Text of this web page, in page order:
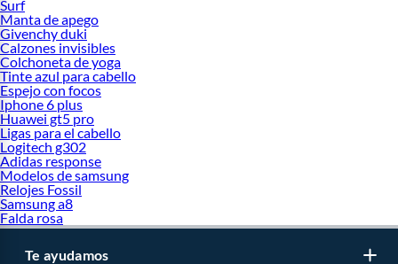
Surf
Manta de apego
Givenchy duki
Calzones invisibles
Colchoneta de yoga
Tinte azul para cabello
Espejo con focos
Iphone 6 plus
Huawei gt5 pro
Ligas para el cabello
Logitech g302
Adidas response
Modelos de samsung
Relojes Fossil
Samsung a8
Falda rosa
Te ayudamos